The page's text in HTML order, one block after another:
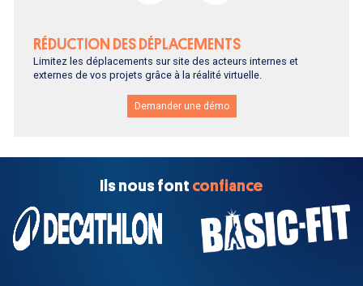
RÉDUCTION DES DÉPLACEMENTS
Limitez les déplacements sur site des acteurs internes et
externes de vos projets grâce à la réalité virtuelle.
Demander une démo
Ils nous font confiance